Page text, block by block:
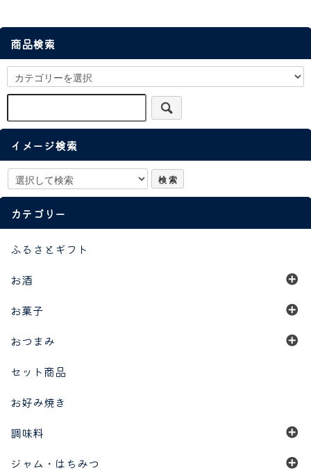
商品検索
イメージ検索
カテゴリー
ふるさとギフト
お酒
お菓子
おつまみ
セット商品
お好み焼き
調味料
ジャム・はちみつ